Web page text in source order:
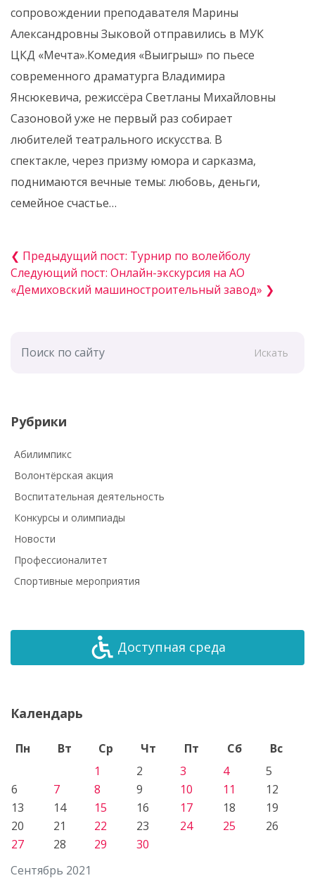
сопровождении преподавателя Марины
Александровны Зыковой отправились в МУК
ЦКД «Мечта».Комедия «Выигрыш» по пьесе
современного драматурга Владимира
Янсюкевича, режиссёра Светланы Михайловны
Сазоновой уже не первый раз собирает
любителей театрального искусства. В
спектакле, через призму юмора и сарказма,
поднимаются вечные темы: любовь, деньги,
семейное счастье…
❮ Предыдущий пост: Турнир по волейболу
Следующий пост: Онлайн-экскурсия на АО
«Демиховский машиностроительный завод» ❯
Искать
Рубрики
Абилимпикс
Волонтёрская акция
Воспитательная деятельность
Конкурсы и олимпиады
Новости
Профессионалитет
Спортивные мероприятия
Доступная среда
Календарь
Сентябрь 2021
Пн Вт Ср Чт Пт Сб
Вс
1
2 3 4
5
6
7 8 9 10 11
12
13
14 15 16 17 18
19
20
21 22 23 24 25
26
27
28 29 30